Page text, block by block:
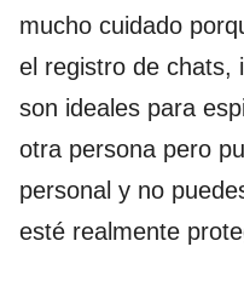
mucho cuidado
el registro de chats,
son ideales para
otra persona pero
personal y no
esté realmente